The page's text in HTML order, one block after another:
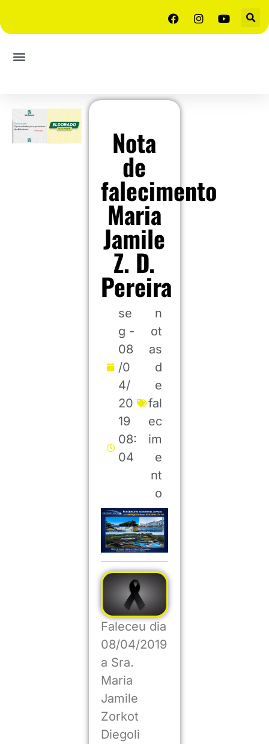
Nota
de
falecimento
Maria
Jamile
Z. D.
Pereira
se
g -
08
/0
4/
20
19
08:
04
n
ot
as
d
e
fal
ec
im
e
nt
o
Faleceu dia
08/04/2019
a Sra.
Maria
Jamile
Zorkot
Diegoli